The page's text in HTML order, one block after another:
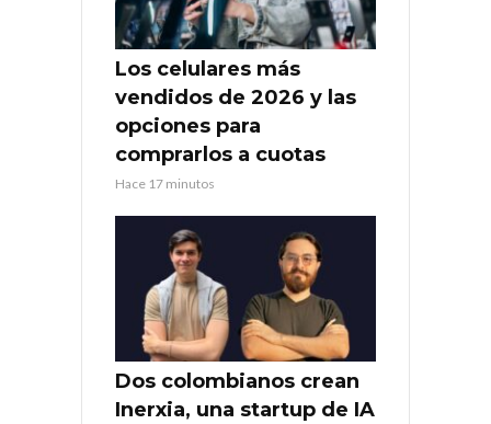
Los celulares más
vendidos de 2026 y las
opciones para
comprarlos a cuotas
Hace 17 minutos
Dos colombianos crean
Inerxia, una startup de IA